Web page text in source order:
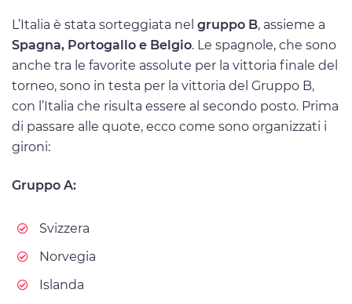
L’Italia è stata sorteggiata nel gruppo B, assieme a
Spagna, Portogallo e Belgio. Le spagnole, che sono
anche tra le favorite assolute per la vittoria finale del
torneo, sono in testa per la vittoria del Gruppo B,
con l’Italia che risulta essere al secondo posto. Prima
di passare alle quote, ecco come sono organizzati i
gironi:
Gruppo A:
Svizzera
Norvegia
Islanda